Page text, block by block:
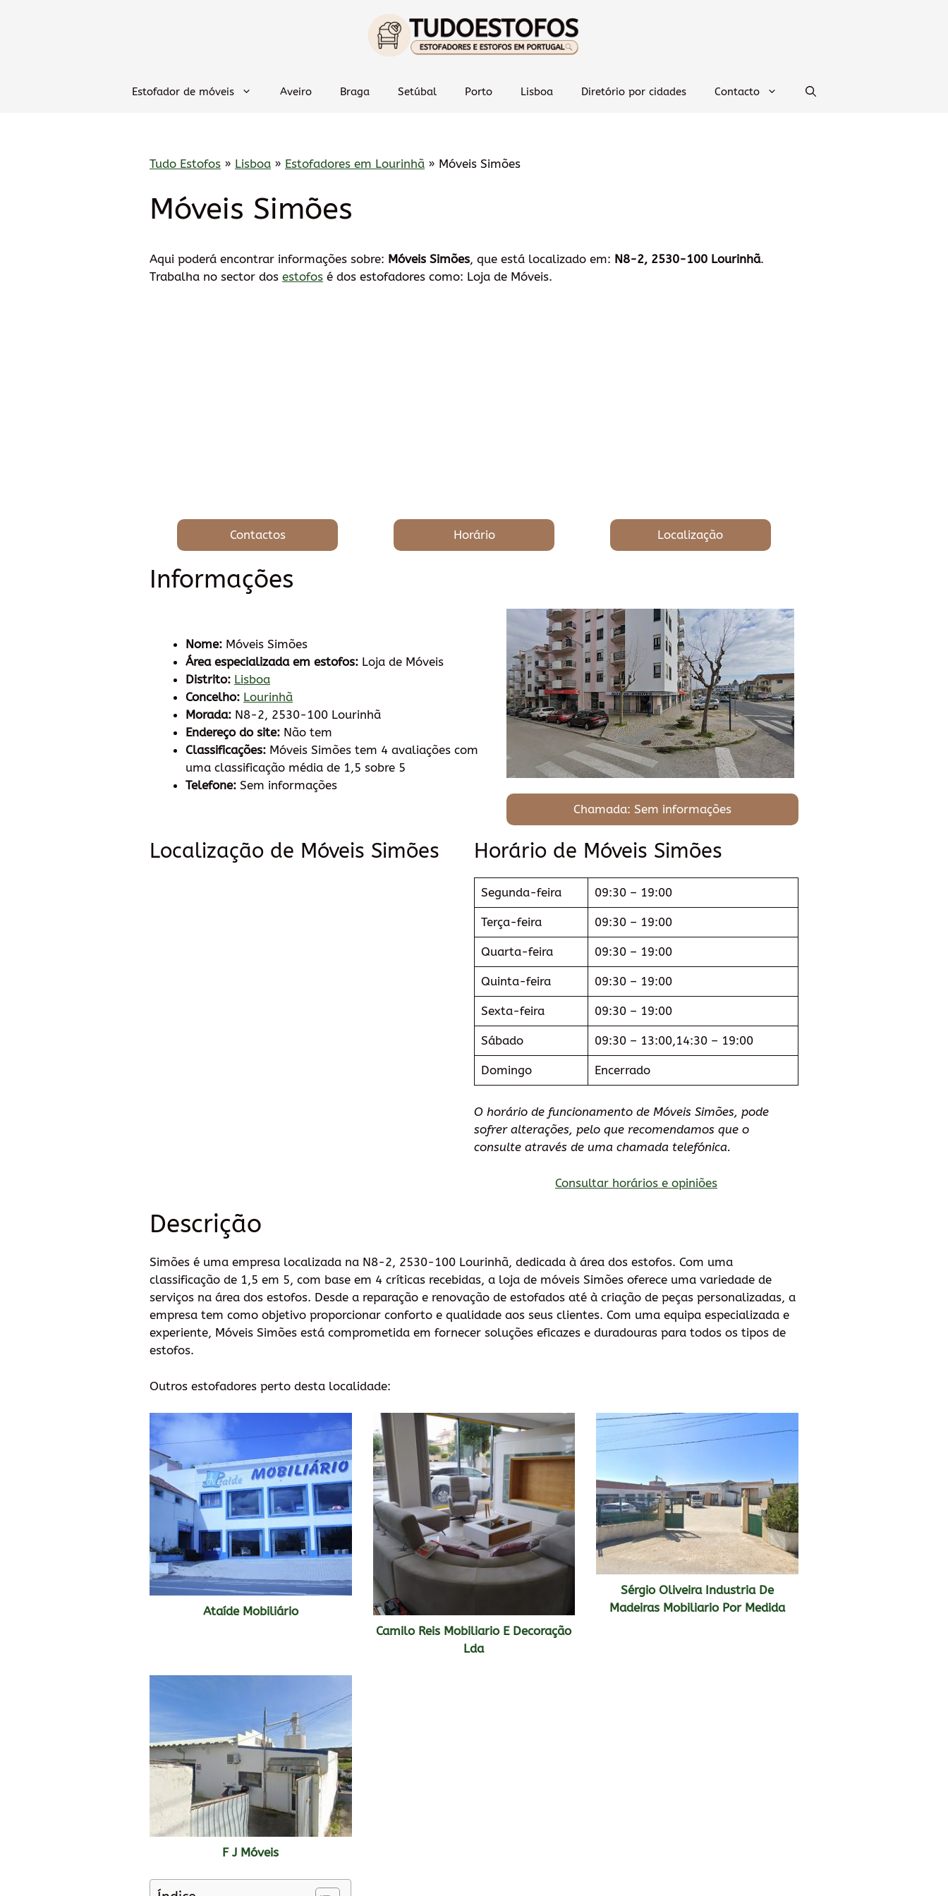
Estofador de móveis Aveiro Braga Setúbal Porto Lisboa Diretório por cidades Contacto
Tudo Estofos » Lisboa » Estofadores em Lourinhã » Móveis Simões
Móveis Simões
Aqui poderá encontrar informações sobre: Móveis Simões, que está localizado em: N8-2, 2530-100 Lourinhã.
Trabalha no sector dos estofos é dos estofadores como: Loja de Móveis.
Contactos Horário Localização
Informações
Nome: Móveis Simões
Área especializada em estofos: Loja de Móveis
Distrito: Lisboa
Concelho: Lourinhã
Morada: N8-2, 2530-100 Lourinhã
Endereço do site: Não tem
Classificações: Móveis Simões tem 4 avaliações com
uma classificação média de 1,5 sobre 5
Telefone: Sem informações
Chamada: Sem informações
Localização de Móveis Simões Horário de Móveis Simões
Segunda-feira 09:30 – 19:00
Terça-feira 09:30 – 19:00
Quarta-feira 09:30 – 19:00
Quinta-feira 09:30 – 19:00
Sexta-feira 09:30 – 19:00
Sábado 09:30 – 13:00,14:30 – 19:00
Domingo Encerrado
O horário de funcionamento de Móveis Simões, pode
sofrer alterações, pelo que recomendamos que o
consulte através de uma chamada telefónica.
Consultar horários e opiniões
Descrição
Simões é uma empresa localizada na N8-2, 2530-100 Lourinhã, dedicada à área dos estofos. Com uma
classificação de 1,5 em 5, com base em 4 críticas recebidas, a loja de móveis Simões oferece uma variedade de
serviços na área dos estofos. Desde a reparação e renovação de estofados até à criação de peças personalizadas, a
empresa tem como objetivo proporcionar conforto e qualidade aos seus clientes. Com uma equipa especializada e
experiente, Móveis Simões está comprometida em fornecer soluções eficazes e duradouras para todos os tipos de
estofos.
Outros estofadores perto desta localidade:
Ataíde Mobiliário
Camilo Reis Mobiliario E Decoração
Lda
Sérgio Oliveira Industria De
Madeiras Mobiliario Por Medida
F J Móveis